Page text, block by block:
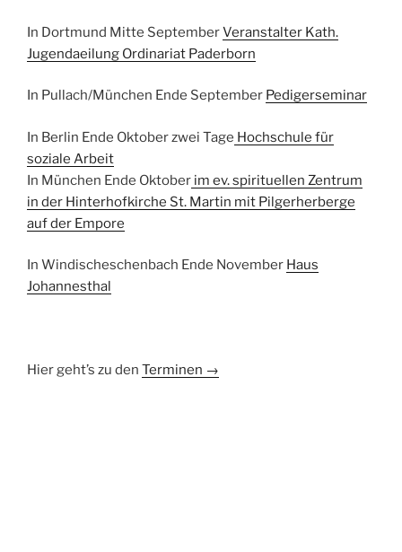
In Dortmund Mitte SeptemberVeranstalter Kath.
Jugendaeilung Ordinariat Paderborn
In Pullach/München Ende September Pedigerseminar
In Berlin Ende Oktober zwei Tage Hochschule für
soziale Arbeit
In München Ende Oktober im ev. spirituellen Zentrum
in der Hinterhofkirche St. Martin mit Pilgerherberge
auf der Empore
In Windischeschenbach Ende November Haus
Johannesthal
Hier geht’s zu den Terminen →